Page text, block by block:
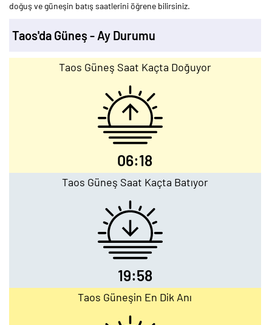
doğuş ve güneşin batış saatlerini öğrene bilirsiniz.
Taos'da Güneş - Ay Durumu
Taos Güneş Saat Kaçta Doğuyor
06:18
Taos Güneş Saat Kaçta Batıyor
19:58
Taos Güneşin En Dik Anı